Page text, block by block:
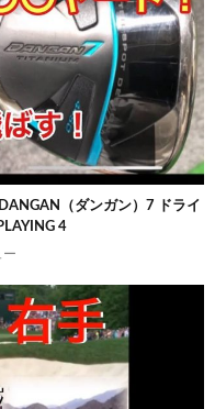
（ダンガン）7 ドライ
4
ー